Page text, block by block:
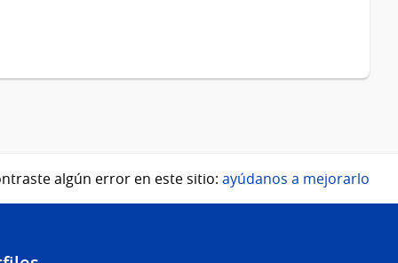
algún error en este sitio: ayúdanos a mejorarlo